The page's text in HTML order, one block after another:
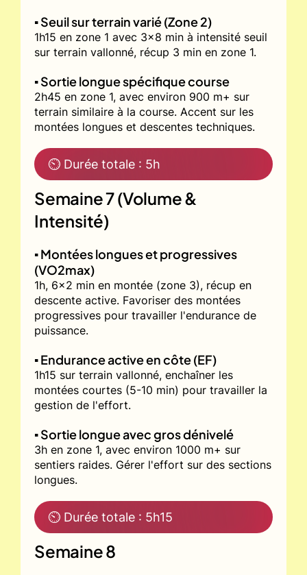
▪️ Seuil sur terrain varié (Zone 2)
1h15 en zone 1 avec 3x8 min à intensité seuil
sur terrain vallonné, récup 3 min en zone 1.
▪️ Sortie longue spécifique course
2h45 en zone 1, avec environ 900 m+ sur
terrain similaire à la course. Accent sur les
montées longues et descentes techniques.
⏲ Durée totale : 5h
Semaine 7 (Volume &
Intensité)
▪️ Montées longues et progressives
(VO2max)
1h, 6x2 min en montée (zone 3), récup en
descente active. Favoriser des montées
progressives pour travailler l'endurance de
puissance.
▪️ Endurance active en côte (EF)
1h15 sur terrain vallonné, enchaîner les
montées courtes (5-10 min) pour travailler la
gestion de l'effort.
▪️ Sortie longue avec gros dénivelé
3h en zone 1, avec environ 1000 m+ sur
sentiers raides. Gérer l'effort sur des sections
longues.
⏲ Durée totale : 5h15
Semaine 8